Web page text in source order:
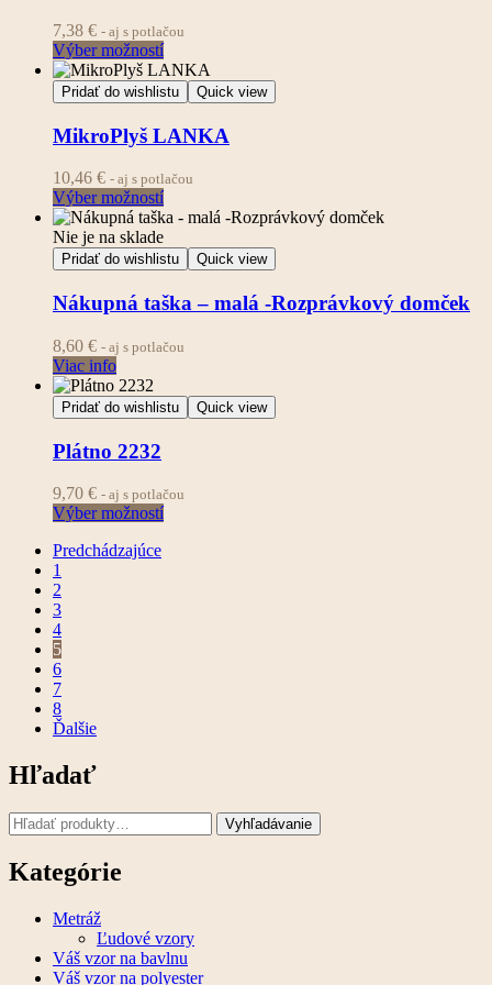
7,38 € - aj s potlačou
Výber možností
Pridať do wishlistu Quick view
MikroPlyš LANKA
10,46 € - aj s potlačou
Výber možností
Nie je na sklade
Pridať do wishlistu Quick view
Nákupná taška – malá -Rozprávkový domček
8,60 € - aj s potlačou
Viac info
Pridať do wishlistu Quick view
Plátno 2232
9,70 € - aj s potlačou
Výber možností
Predchádzajúce
1
2
3
4
5
6
7
8
Ďalšie
Hľadať
Vyhľadajte: Vyhľadávanie
Kategórie
Metráž
Ľudové vzory
Váš vzor na bavlnu
Váš vzor na polyester